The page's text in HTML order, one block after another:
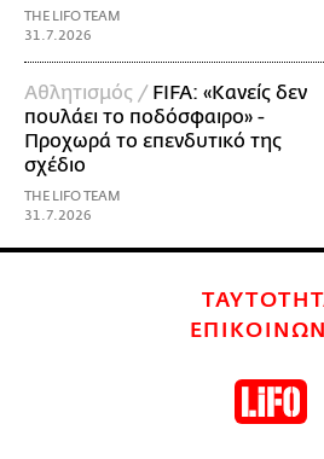
THE LIFO TEAM
31.7.2026
Αθλητισμός / FIFA: «Κανείς δεν
πουλάει το ποδόσφαιρο» -
Προχωρά το επενδυτικό της
σχέδιο
THE LIFO TEAM
31.7.2026